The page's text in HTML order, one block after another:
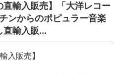
直輸入販売】「大洋レコー
ンからのポピュラー音楽
直輸入販...
入販売】